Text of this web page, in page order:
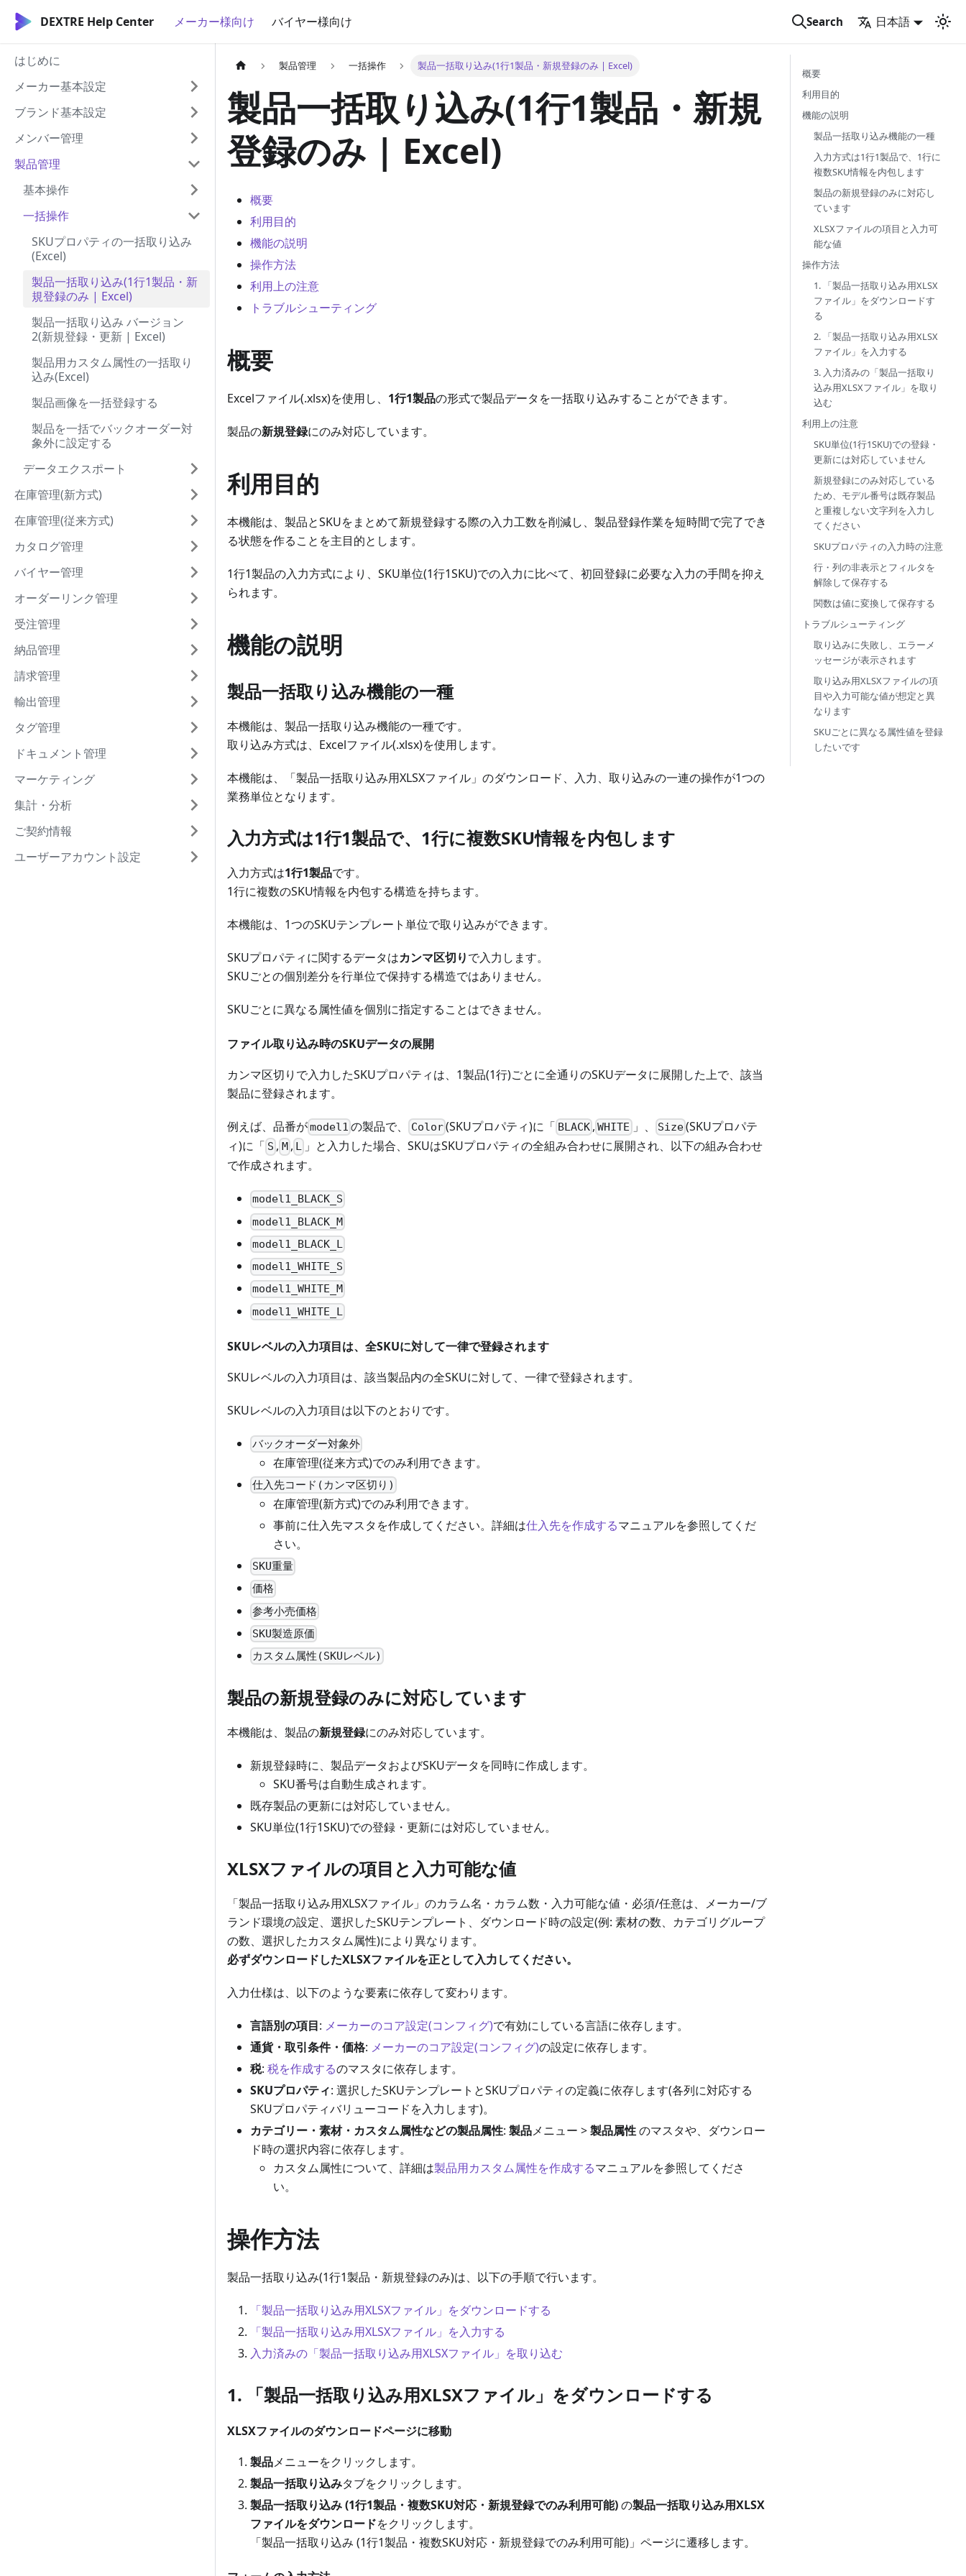
DEXTRE Help Center メーカー様向け バイヤー様向け Search 日本語
はじめに
メーカー基本設定
ブランド基本設定
メンバー管理
製品管理
基本操作
一括操作
SKUプロパティの一括取り込み
(Excel)
製品一括取り込み(1行1製品・新
規登録のみ | Excel)
製品一括取り込み バージョン
2(新規登録・更新 | Excel)
製品用カスタム属性の一括取り
込み(Excel)
製品画像を一括登録する
製品を一括でバックオーダー対
象外に設定する
データエクスポート
在庫管理(新方式)
在庫管理(従来方式)
カタログ管理
バイヤー管理
オーダーリンク管理
受注管理
納品管理
請求管理
輸出管理
タグ管理
ドキュメント管理
マーケティング
集計・分析
ご契約情報
ユーザーアカウント設定
製品管理 一括操作 製品一括取り込み(1行1製品・新規登録のみ | Excel)
製品一括取り込み(1行1製品・新規
登録のみ | Excel)
概要
利用目的
機能の説明
操作方法
利用上の注意
トラブルシューティング
概要
Excelファイル(.xlsx)を使用し、 1行1製品の形式で製品データを一括取り込みすることができます。
製品の新規登録にのみ対応しています。
利用目的
本機能は、製品とSKUをまとめて新規登録する際の入力工数を削減し、製品登録作業を短時間で完了でき
る状態を作ることを主目的とします。
1行1製品の入力方式により、SKU単位(1行1SKU)での入力に比べて、初回登録に必要な入力の手間を抑え
られます。
機能の説明
製品一括取り込み機能の一種
本機能は、製品一括取り込み機能の一種です。
取り込み方式は、Excelファイル(.xlsx)を使用します。
本機能は、「製品一括取り込み用XLSXファイル」のダウンロード、入力、取り込みの一連の操作が1つの
業務単位となります。
入力方式は1行1製品で、1行に複数SKU情報を内包します
入力方式は1行1製品です。
1行に複数のSKU情報を内包する構造を持ちます。
本機能は、1つのSKUテンプレート単位で取り込みができます。
SKUプロパティに関するデータはカンマ区切りで入力します。
SKUごとの個別差分を行単位で保持する構造ではありません。
SKUごとに異なる属性値を個別に指定することはできません。
ファイル取り込み時のSKUデータの展開
カンマ区切りで入力したSKUプロパティは、1製品(1行)ごとに全通りのSKUデータに展開した上で、該当
製品に登録されます。
例えば、品番がmodel1 の製品で、 Color(SKUプロパティ)に「 BLACK ,WHITE 」、 Size(SKUプロパテ
ィ)に「 S , M , L 」と入力した場合、SKUはSKUプロパティの全組み合わせに展開され、以下の組み合わせ
で作成されます。
model1_BLACK_S
model1_BLACK_M
model1_BLACK_L
model1_WHITE_S
model1_WHITE_M
model1_WHITE_L
SKUレベルの入力項目は、全SKUに対して一律で登録されます
SKUレベルの入力項目は、該当製品内の全SKUに対して、一律で登録されます。
SKUレベルの入力項目は以下のとおりです。
バックオーダー対象外
在庫管理(従来方式)でのみ利用できます。
仕入先コード(カンマ区切り)
在庫管理(新方式)でのみ利用できます。
事前に仕入先マスタを作成してください。詳細は仕入先を作成するマニュアルを参照してくだ
さい。
SKU重量
価格
参考小売価格
SKU製造原価
カスタム属性(SKUレベル)
製品の新規登録のみに対応しています
本機能は、製品の新規登録にのみ対応しています。
新規登録時に、製品データおよびSKUデータを同時に作成します。
SKU番号は自動生成されます。
既存製品の更新には対応していません。
SKU単位(1行1SKU)での登録・更新には対応していません。
XLSXファイルの項目と入力可能な値
「製品一括取り込み用XLSXファイル」のカラム名・カラム数・入力可能な値・必須/任意は、メーカー/ブ
ランド環境の設定、選択したSKUテンプレート、ダウンロード時の設定(例: 素材の数、カテゴリグループ
の数、選択したカスタム属性)により異なります。
必ずダウンロードしたXLSXファイルを正として入力してください。
入力仕様は、以下のような要素に依存して変わります。
言語別の項目: メーカーのコア設定(コンフィグ)で有効にしている言語に依存します。
通貨・取引条件・価格: メーカーのコア設定(コンフィグ)の設定に依存します。
税: 税を作成するのマスタに依存します。
SKUプロパティ: 選択したSKUテンプレートとSKUプロパティの定義に依存します(各列に対応する
SKUプロパティバリューコードを入力します)。
カテゴリー・素材・カスタム属性などの製品属性: 製品メニュー >製品属性のマスタや、ダウンロー
ド時の選択内容に依存します。
カスタム属性について、詳細は製品用カスタム属性を作成するマニュアルを参照してくださ
い。
操作方法
製品一括取り込み(1行1製品・新規登録のみ)は、以下の手順で行います。
「製品一括取り込み用XLSXファイル」をダウンロードする
「製品一括取り込み用XLSXファイル」を入力する
入力済みの「製品一括取り込み用XLSXファイル」を取り込む
1. 「製品一括取り込み用XLSXファイル」をダウンロードする
XLSXファイルのダウンロードページに移動
製品メニューをクリックします。
製品一括取り込みタブをクリックします。
製品一括取り込み (1行1製品・複数SKU対応・新規登録でのみ利用可能)の製品一括取り込み用XLSX
ファイルをダウンロードをクリックします。
「製品一括取り込み (1行1製品・複数SKU対応・新規登録でのみ利用可能)」ページに遷移します。
概要
利用目的
機能の説明
製品一括取り込み機能の一種
入力方式は1行1製品で、1行に
複数SKU情報を内包します
製品の新規登録のみに対応し
ています
XLSXファイルの項目と入力可
能な値
操作方法
1. 「製品一括取り込み用XLSX
ファイル」をダウンロードす
る
2. 「製品一括取り込み用XLSX
ファイル」を入力する
3. 入力済みの「製品一括取り
込み用XLSXファイル」を取り
込む
利用上の注意
SKU単位(1行1SKU)での登録・
更新には対応していません
新規登録にのみ対応している
ため、モデル番号は既存製品
と重複しない文字列を入力し
てください
SKUプロパティの入力時の注意
行・列の非表示とフィルタを
解除して保存する
関数は値に変換して保存する
トラブルシューティング
取り込みに失敗し、エラーメ
ッセージが表示されます
取り込み用XLSXファイルの項
目や入力可能な値が想定と異
なります
SKUごとに異なる属性値を登録
したいです